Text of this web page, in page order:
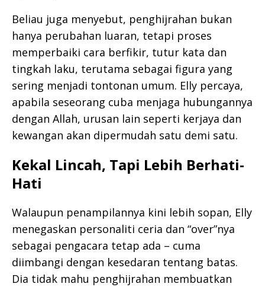
Beliau juga menyebut, penghijrahan bukan
hanya perubahan luaran, tetapi proses
memperbaiki cara berfikir, tutur kata dan
tingkah laku, terutama sebagai figura yang
sering menjadi tontonan umum. Elly percaya,
apabila seseorang cuba menjaga hubungannya
dengan Allah, urusan lain seperti kerjaya dan
kewangan akan dipermudah satu demi satu.
Kekal Lincah, Tapi Lebih Berhati-
Hati
Walaupun penampilannya kini lebih sopan, Elly
menegaskan personaliti ceria dan “over”nya
sebagai pengacara tetap ada – cuma
diimbangi dengan kesedaran tentang batas.
Dia tidak mahu penghijrahan membuatkan